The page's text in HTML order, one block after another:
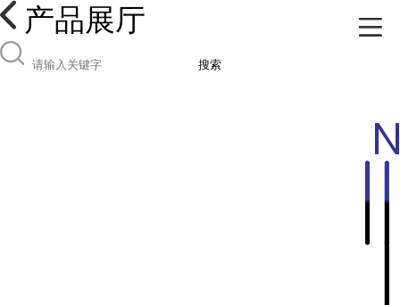
产品展厅
搜索